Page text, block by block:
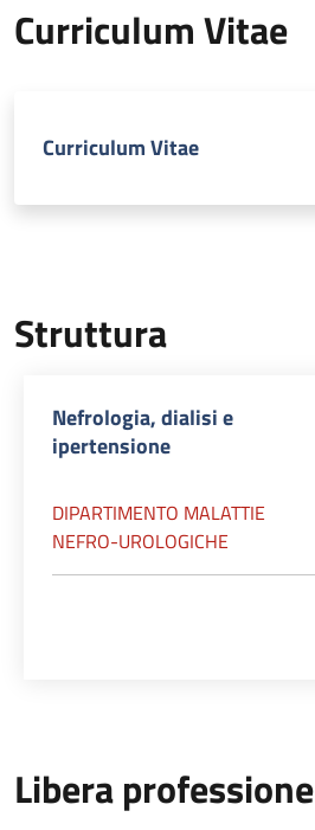
Curriculum Vitae
Curriculum Vitae
Struttura
Nefrologia, dialisi e
ipertensione
DIPARTIMENTO MALATTIE
NEFRO-UROLOGICHE
Libera professione